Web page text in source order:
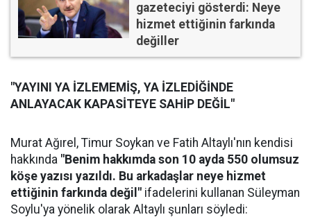
gazeteciyi gösterdi: Neye
hizmet ettiğinin farkında
değiller
"YAYINI YA İZLEMEMİŞ, YA İZLEDİĞİNDE
ANLAYACAK KAPASİTEYE SAHİP DEĞİL"
Murat Ağırel, Timur Soykan ve Fatih Altaylı'nın kendisi
hakkında "Benim hakkımda son 10 ayda 550 olumsuz
köşe yazısı yazıldı. Bu arkadaşlar neye hizmet
ettiğinin farkında değil" ifadelerini kullanan Süleyman
Soylu'ya yönelik olarak Altaylı şunları söyledi: